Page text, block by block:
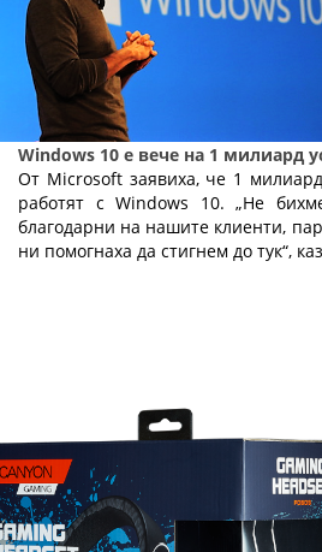
Windows 10 е вече на 1 милиард
От Microsoft заявиха, че 1
работят с Windows 10. „Не
благодарни на нашите клиенти,
ни помогнаха да стигнем до тук“,
20.03.2020